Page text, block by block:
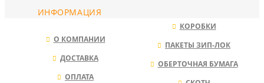
КОРОБКИ
ПАКЕТЫ ЗИП-ЛОК
ОБЕРТОЧНАЯ БУМАГА
ИНФОРМАЦИЯ
О КОМПАНИИ
ДОСТАВКА
ОПЛАТА